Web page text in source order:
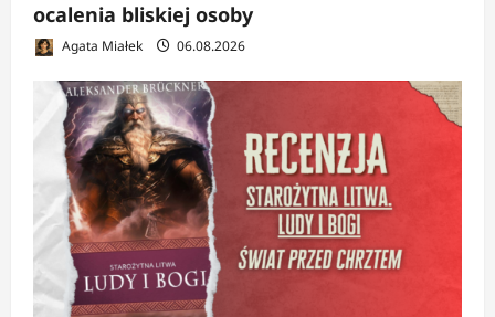
ocalenia bliskiej osoby
Agata Miałek 06.08.2026